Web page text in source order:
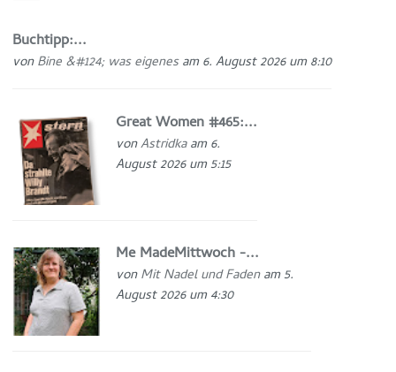
Buchtipp:...
vonBine &#124; was eigenesam 6. August 2026 um 8:10
Great Women #465:...
vonAstridkaam 6.
August 2026 um 5:15
Me MadeMittwoch -...
vonMit Nadel und Fadenam 5.
August 2026 um 4:30